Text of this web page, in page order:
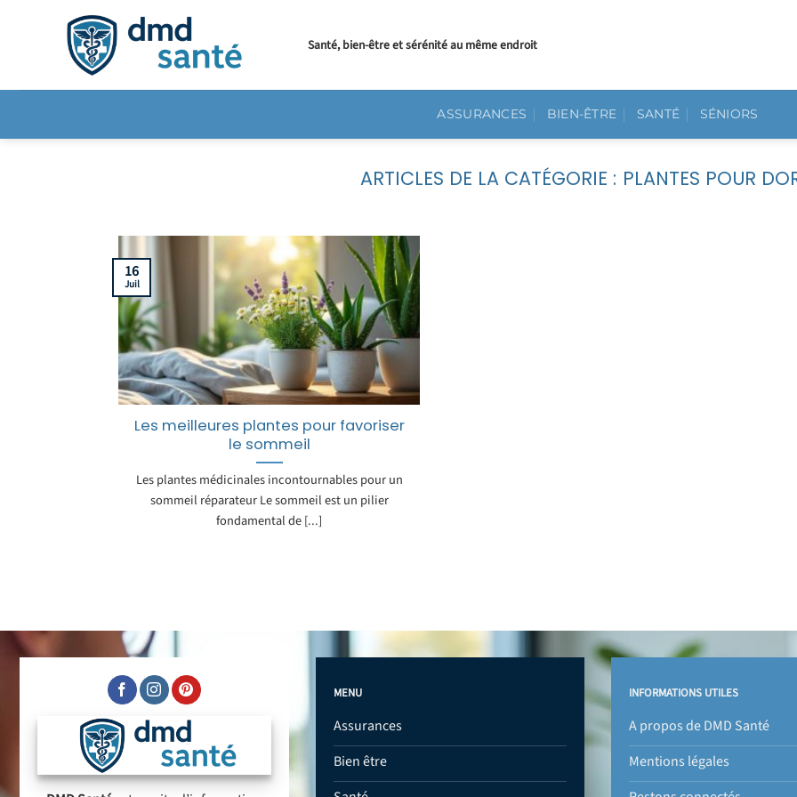
Santé, bien-être et sérénité au même endroit
ASSURANCES BIEN-ÊTRE SANTÉ SÉNIORS
PLANTES POUR
Les meilleures plantes pour favoriser
le sommeil
Les plantes médicinales incontournables pour un
sommeil réparateur Le sommeil est un pilier
fondamental de [...]
16
Juil
MENU
Assurances
Bien être
INFORMATIONS UTILES
A propos de DMD Santé
Mentions légales